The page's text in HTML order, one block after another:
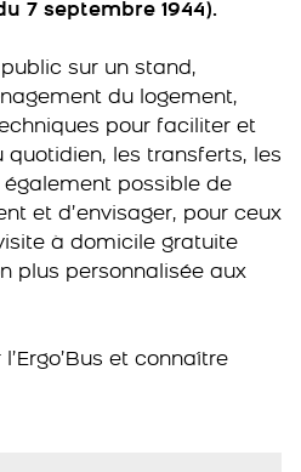
7 septembre 1944).
sur un stand,
du logement,
pour faciliter et
quotidien, les transferts, les
possible de
et d’envisager, pour ceux
à domicile gratuite
plus personnalisée aux
et connaître